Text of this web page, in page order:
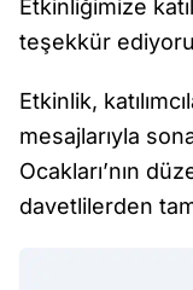
Etkinliğimize
teşekkür
Etkinlik,
mesajlarıyla
Ocakları’nın
davetlilerden